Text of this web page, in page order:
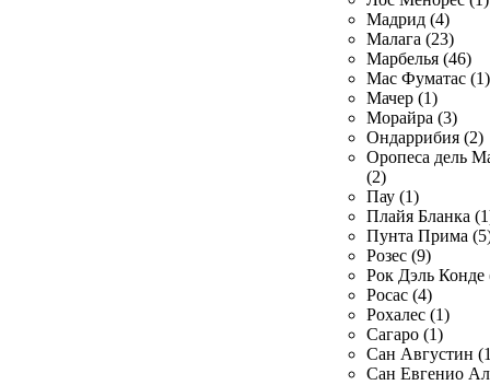
Мадрид (4)
Малага (23)
Марбелья (46)
Мас Фуматас (1)
Мачер (1)
Морайра (3)
Ондаррибия (2)
Оропеса дель
(2)
Пау (1)
Плайя Бланка
Пунта Прима
Розес (9)
Рок Дэль Конде
Росас (4)
Рохалес (1)
Сагаро (1)
Сан Августин
Сан Евгенио